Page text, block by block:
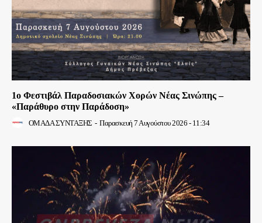
1ο Φεστιβάλ Παραδοσιακών Χορών Νέας Σινώπης –
«Παράθυρο στην Παράδοση»
ΟΜΑΔΑ ΣΥΝΤΑΞΗΣ - Παρασκευή 7 Αυγούστου 2026 - 11:34